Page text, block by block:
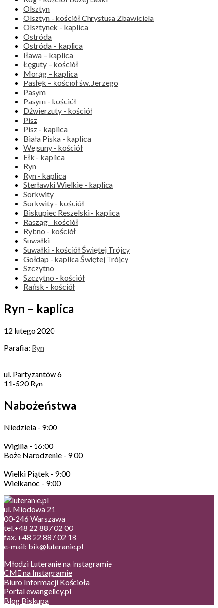
Olsztyn
Olsztyn - kościół Chrystusa Zbawiciela
Olsztynek - kaplica
Ostróda
Ostróda – kaplica
Iława – kaplica
Łęguty – kościół
Morąg – kaplica
Pasłęk – kościół św. Jerzego
Pasym
Pasym - kościół
Dźwierzuty - kościół
Pisz
Pisz - kaplica
Biała Piska - kaplica
Wejsuny - kościół
Ełk - kaplica
Ryn
Ryn - kaplica
Sterławki Wielkie - kaplica
Sorkwity
Sorkwity - kościół
Biskupiec Reszelski - kaplica
Rasząg - kościół
Rybno - kościół
Suwałki
Suwałki - kościół Świętej Trójcy
Gołdap - kaplica Świętej Trójcy
Szczytno
Szczytno - kościół
Rańsk - kościół
Ryn – kaplica
12 lutego 2020
Parafia: Ryn
ul. Partyzantów 6
11-520 Ryn
Nabożeństwa
Niedziela - 9:00
Wigilia - 16:00
Boże Narodzenie - 9:00
Wielki Piątek - 9:00
Wielkanoc - 9:00
ul. Miodowa 21
00-246 Warszawa
tel.+48 22 887 02 00
fax. +48 22 887 02 18
e-mail: bik@luteranie.pl
Młodzi Luteranie na Instagramie
CME na Instagramie
Biuro Informacji Kościoła
Portal ewangelicy.pl
Blog Biskupa